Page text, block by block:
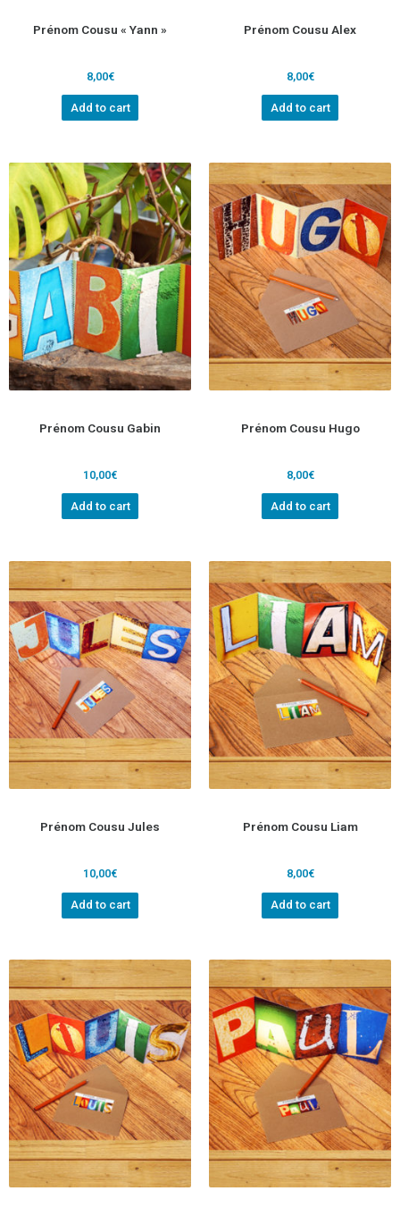
Prénom Cousu « Yann »
8,00€
Add to cart
Prénom Cousu Alex
8,00€
Add to cart
Prénom Cousu Gabin
10,00€
Add to cart
Prénom Cousu Hugo
8,00€
Add to cart
Prénom Cousu Jules
10,00€
Add to cart
Prénom Cousu Liam
8,00€
Add to cart